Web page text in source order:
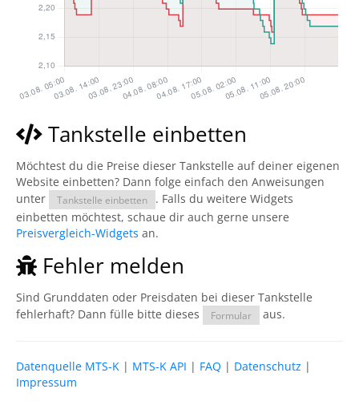
Tankstelle einbetten
Möchtest du die Preise dieser Tankstelle auf deiner eigenen
Website einbetten? Dann folge einfach den Anweisungen
unter
Tankstelle einbetten
. Falls du weitere Widgets
einbetten möchtest, schaue dir auch gerne unsere
Preisvergleich-Widgets an.
Fehler melden
Sind Grunddaten oder Preisdaten bei dieser Tankstelle
fehlerhaft? Dann fülle bitte dieses
Formular aus.
Datenquelle MTS-K | MTS-K API | FAQ | Datenschutz |
Impressum